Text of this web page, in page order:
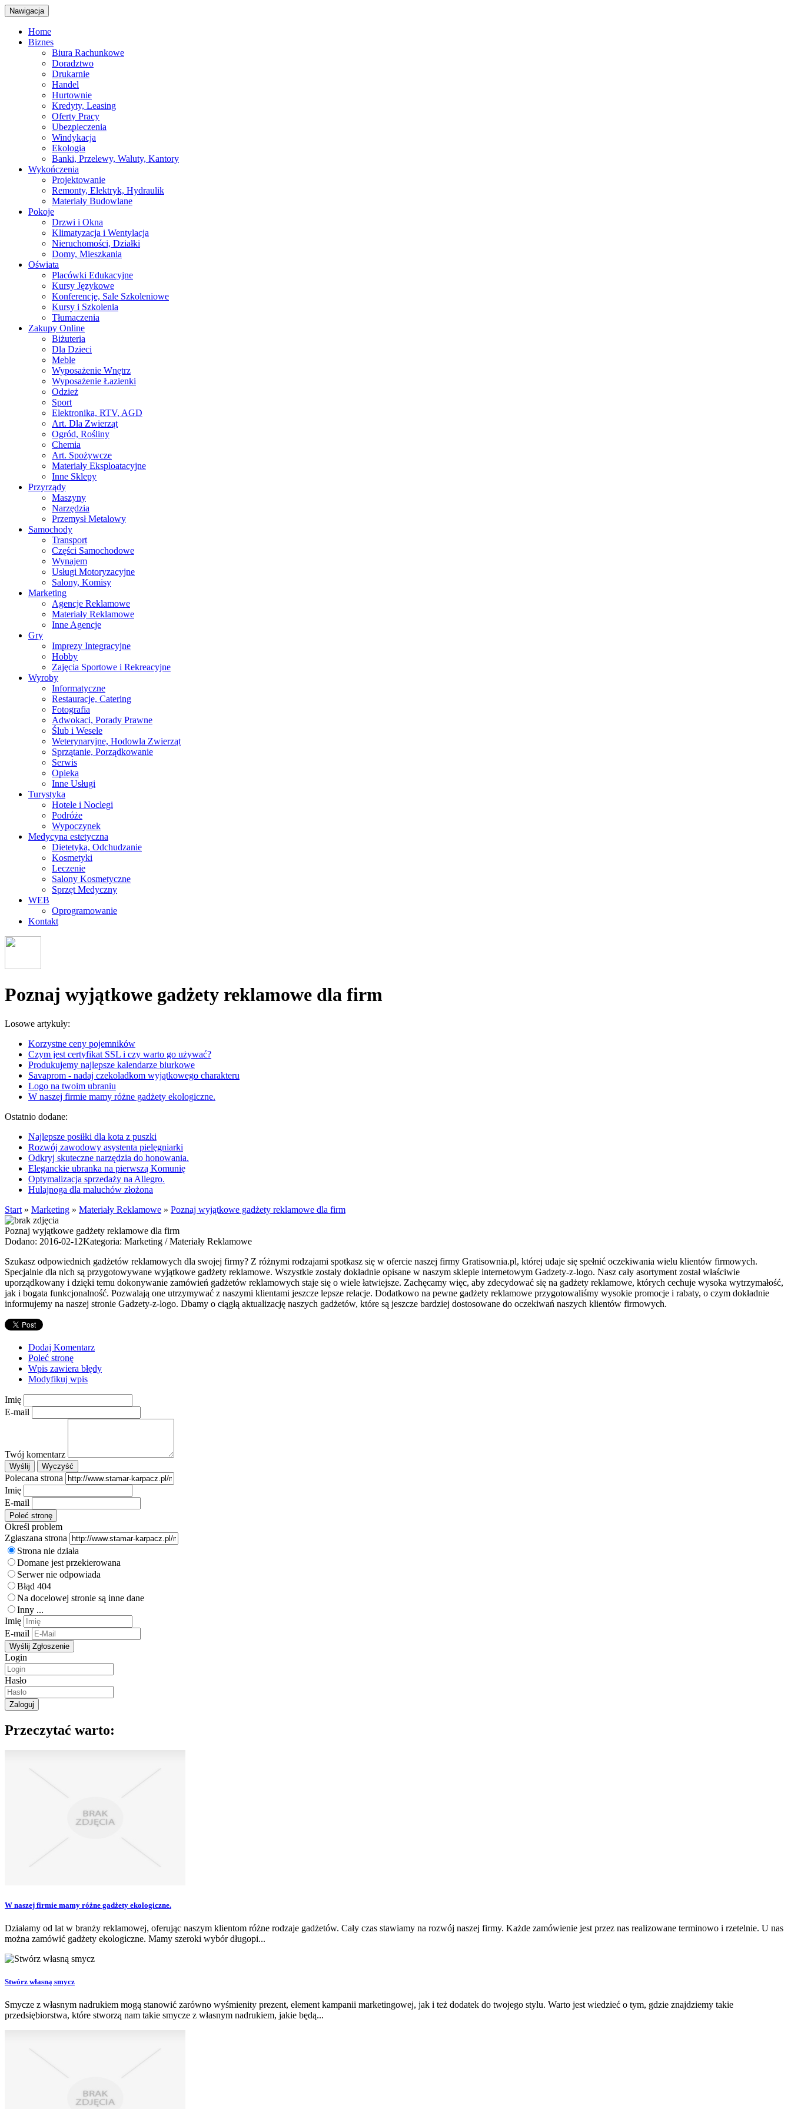
Nawigacja
Home
Biznes
Biura Rachunkowe
Doradztwo
Drukarnie
Handel
Hurtownie
Kredyty, Leasing
Oferty Pracy
Ubezpieczenia
Windykacja
Ekologia
Banki, Przelewy, Waluty, Kantory
Wykończenia
Projektowanie
Remonty, Elektryk, Hydraulik
Materiały Budowlane
Pokoje
Drzwi i Okna
Klimatyzacja i Wentylacja
Nieruchomości, Działki
Domy, Mieszkania
Oświata
Placówki Edukacyjne
Kursy Językowe
Konferencje, Sale Szkoleniowe
Kursy i Szkolenia
Tłumaczenia
Zakupy Online
Biżuteria
Dla Dzieci
Meble
Wyposażenie Wnętrz
Wyposażenie Łazienki
Odzież
Sport
Elektronika, RTV, AGD
Art. Dla Zwierząt
Ogród, Rośliny
Chemia
Art. Spożywcze
Materiały Eksploatacyjne
Inne Sklepy
Przyrządy
Maszyny
Narzędzia
Przemysł Metalowy
Samochody
Transport
Części Samochodowe
Wynajem
Usługi Motoryzacyjne
Salony, Komisy
Marketing
Agencje Reklamowe
Materiały Reklamowe
Inne Agencje
Gry
Imprezy Integracyjne
Hobby
Zajęcia Sportowe i Rekreacyjne
Wyroby
Informatyczne
Restauracje, Catering
Fotografia
Adwokaci, Porady Prawne
Ślub i Wesele
Weterynaryjne, Hodowla Zwierząt
Sprzątanie, Porządkowanie
Serwis
Opieka
Inne Usługi
Turystyka
Hotele i Noclegi
Podróże
Wypoczynek
Medycyna estetyczna
Dietetyka, Odchudzanie
Kosmetyki
Leczenie
Salony Kosmetyczne
Sprzęt Medyczny
WEB
Oprogramowanie
Kontakt
Poznaj wyjątkowe gadżety reklamowe dla firm
Losowe artykuły:
Korzystne ceny pojemników
Czym jest certyfikat SSL i czy warto go używać?
Produkujemy najlepsze kalendarze biurkowe
Savaprom - nadaj czekoladkom wyjątkowego charakteru
Logo na twoim ubraniu
W naszej firmie mamy różne gadżety ekologiczne.
Ostatnio dodane:
Najlepsze posiłki dla kota z puszki
Rozwój zawodowy asystenta pielęgniarki
Odkryj skuteczne narzędzia do honowania.
Eleganckie ubranka na pierwszą Komunię
Optymalizacja sprzedaży na Allegro.
Hulajnoga dla maluchów złożona
Start » Marketing » Materiały Reklamowe » Poznaj wyjątkowe gadżety reklamowe dla firm
Poznaj wyjątkowe gadżety reklamowe dla firm
Dodano: 2016-02-12Kategoria: Marketing / Materiały Reklamowe
Szukasz odpowiednich gadżetów reklamowych dla swojej firmy? Z różnymi rodzajami spotkasz się w ofercie naszej firmy Gratisownia.pl, której udaje się spełnić oczekiwania wielu klientów firmowych.
Specjalnie dla nich są przygotowywane wyjątkowe gadżety reklamowe. Wszystkie zostały dokładnie opisane w naszym sklepie internetowym Gadzety-z-logo. Nasz cały asortyment został właściwie
uporządkowany i dzięki temu dokonywanie zamówień gadżetów reklamowych staje się o wiele łatwiejsze. Zachęcamy więc, aby zdecydować się na gadżety reklamowe, których cechuje wysoka wytrzymałość,
jak i bogata funkcjonalność. Pozwalają one utrzymywać z naszymi klientami jeszcze lepsze relacje. Dodatkowo na pewne gadżety reklamowe przygotowaliśmy wysokie promocje i rabaty, o czym dokładnie
informujemy na naszej stronie Gadzety-z-logo. Dbamy o ciągłą aktualizację naszych gadżetów, które są jeszcze bardziej dostosowane do oczekiwań naszych klientów firmowych.
Dodaj Komentarz
Poleć stronę
Wpis zawiera błędy
Modyfikuj wpis
Imię
E-mail
Twój komentarz
Polecana strona
Imię
E-mail
Określ problem
Zgłaszana strona
Strona nie działa
Domane jest przekierowana
Serwer nie odpowiada
Błąd 404
Na docelowej stronie są inne dane
Inny ...
Imię
E-mail
Login
Hasło
Przeczytać warto:
W naszej firmie mamy różne gadżety ekologiczne.
Działamy od lat w branży reklamowej, oferując naszym klientom różne rodzaje gadżetów. Cały czas stawiamy na rozwój naszej firmy. Każde zamówienie jest przez nas realizowane terminowo i rzetelnie. U nas
można zamówić gadżety ekologiczne. Mamy szeroki wybór długopi...
Stwórz własną smycz
Smycze z własnym nadrukiem mogą stanowić zarówno wyśmienity prezent, element kampanii marketingowej, jak i też dodatek do twojego stylu. Warto jest wiedzieć o tym, gdzie znajdziemy takie
przedsiębiorstwa, które stworzą nam takie smycze z własnym nadrukiem, jakie będą...